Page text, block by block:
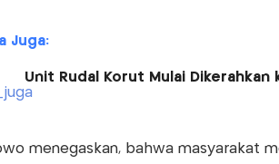
Juga:
Unit Rudal Korut Mulai Dikerahkan
menegaskan, bahwa masyarakat